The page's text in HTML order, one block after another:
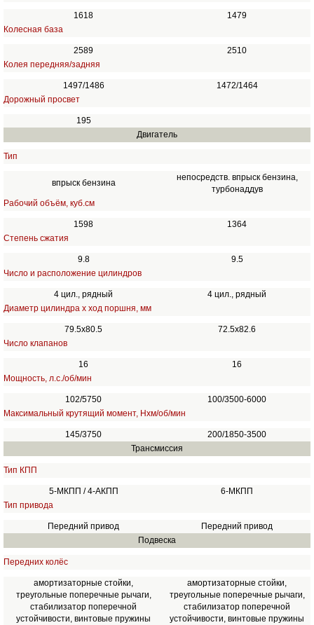
1618
1479
Колесная база
2589
2510
Колея передняя/задняя
1497/1486
1472/1464
Дорожный просвет
195
Двигатель
Тип
впрыск бензина
непосредств. впрыск бензина,
турбонаддув
Рабочий объём, куб.см
1598
1364
Степень сжатия
9.8
9.5
Число и расположение цилиндров
4 цил., рядный
4 цил., рядный
Диаметр цилиндра х ход поршня, мм
79.5х80.5
72.5x82.6
Число клапанов
16
16
Мощность, л.с./об/мин
102/5750
100/3500-6000
Максимальный крутящий момент, Нхм/об/мин
145/3750
200/1850-3500
Трансмиссия
Тип КПП
5-МКПП / 4-АКПП
6-МКПП
Тип привода
Передний привод
Передний привод
Подвеска
Передних колёс
амортизаторные стойки,
треугольные поперечные рычаги,
стабилизатор поперечной
устойчивости, винтовые пружины
амортизаторные стойки,
треугольные поперечные рычаги,
стабилизатор поперечной
устойчивости, винтовые пружины